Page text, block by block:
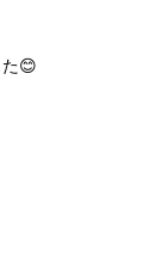
😊